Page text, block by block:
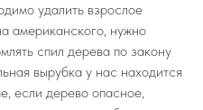
удалить взрослое
американского, нужно
спил дерева по закону
вырубка у нас находится
если дерево опасное,